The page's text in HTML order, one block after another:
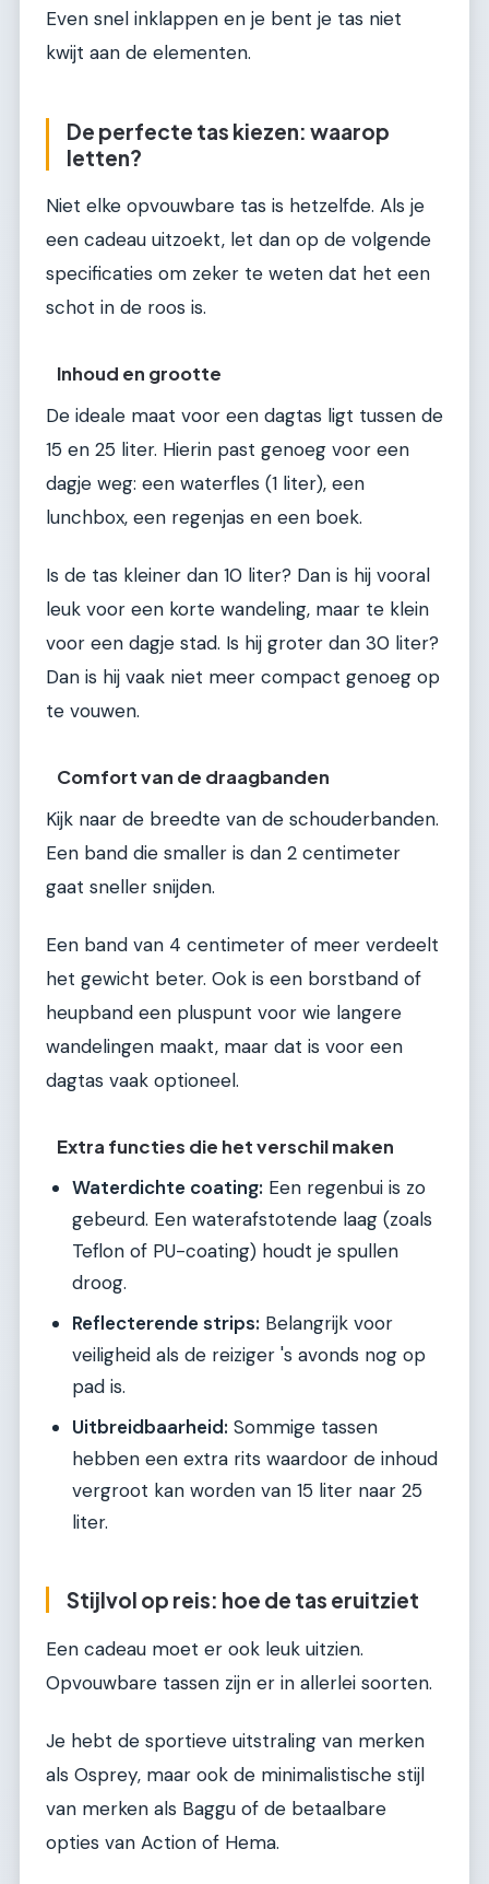
Even snel inklappen en je bent je tas niet
kwijt aan de elementen.
De perfecte tas kiezen: waarop
letten?
Niet elke opvouwbare tas is hetzelfde. Als je
een cadeau uitzoekt, let dan op de volgende
specificaties om zeker te weten dat het een
schot in de roos is.
Inhoud en grootte
De ideale maat voor een dagtas ligt tussen de
15 en 25 liter. Hierin past genoeg voor een
dagje weg: een waterfles (1 liter), een
lunchbox, een regenjas en een boek.
Is de tas kleiner dan 10 liter? Dan is hij vooral
leuk voor een korte wandeling, maar te klein
voor een dagje stad. Is hij groter dan 30 liter?
Dan is hij vaak niet meer compact genoeg op
te vouwen.
Comfort van de draagbanden
Kijk naar de breedte van de schouderbanden.
Een band die smaller is dan 2 centimeter
gaat sneller snijden.
Een band van 4 centimeter of meer verdeelt
het gewicht beter. Ook is een borstband of
heupband een pluspunt voor wie langere
wandelingen maakt, maar dat is voor een
dagtas vaak optioneel.
Extra functies die het verschil maken
Waterdichte coating: Een regenbui is zo
gebeurd. Een waterafstotende laag (zoals
Teflon of PU-coating) houdt je spullen
droog.
Reflecterende strips: Belangrijk voor
veiligheid als de reiziger 's avonds nog op
pad is.
Uitbreidbaarheid: Sommige tassen
hebben een extra rits waardoor de inhoud
vergroot kan worden van 15 liter naar 25
liter.
Stijlvol op reis: hoe de tas eruitziet
Een cadeau moet er ook leuk uitzien.
Opvouwbare tassen zijn er in allerlei soorten.
Je hebt de sportieve uitstraling van merken
als Osprey, maar ook de minimalistische stijl
van merken als Baggu of de betaalbare
opties van Action of Hema.